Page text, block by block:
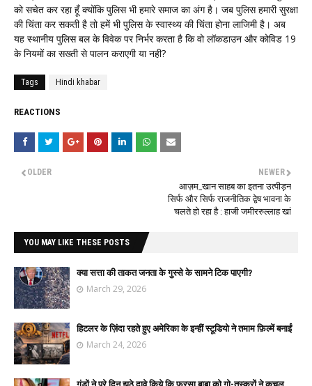
को सचेत कर रहा हूँ क्योंकि पुलिस भी हमारे समाज का अंग है। जब पुलिस हमारी सुरक्षा
की चिंता कर सकती है तो हमें भी पुलिस के स्वास्थ्य की चिंता होना लाजिमी है। अब
यह स्थानीय पुलिस बल के विवेक पर निर्भर करता है कि वो लॉकडाउन और कोविड 19
के नियमों का सख्ती से पालन कराएगी या नही?
Tags Hindi khabar
REACTIONS
NEWER
आज़म_खान साहब का इतना उत्पीड़न
सिर्फ और सिर्फ राजनीतिक द्वेष भावना के
चलते हो रहा है : हाजी जमीररुल्लाह खां
OLDER
YOU MAY LIKE THESE POSTS
क्या सत्ता की ताकत जनता के गुस्से के सामने टिक पाएगी?
March 29, 2026
हिटलर के ज़िंदा रहते हुए अमेरिका के इन्हीं स्टूडियो ने तमाम फ़िल्में बनाईं
March 24, 2026